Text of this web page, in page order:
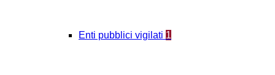
Enti pubblici vigilati 1